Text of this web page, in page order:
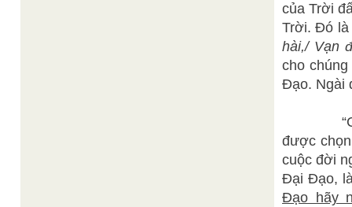
của Trời
Trời. Đó là
hài,/ Vạn
cho
Đạo. Ngài
“Các
được
cuộc đời
Đại Đạo,
Đạo hãy